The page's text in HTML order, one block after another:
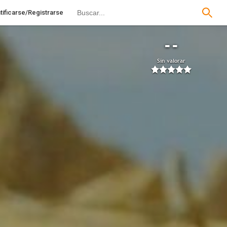
Registrarse
--
Sin valorar